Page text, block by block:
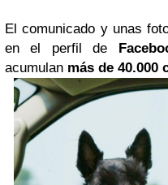
El comunicado y unas
en el perfil de
acumulan más de 40.000